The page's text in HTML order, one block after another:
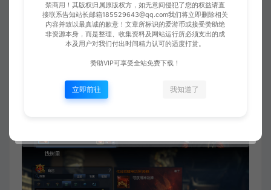
禁商用！其版权归属原版权方，如无意间侵犯了您的权益请直
接联系告知站长邮箱185529643@qq.com我们将立即删除相关
内容并致以最真诚的歉意！文章所标识的爱游币或接受赞助绝
非资源本身，而是整理、收集资料及网站运行所必须支出的成
本及用户对我们付出时间精力认可的适度打赏。
赞助VIP可享受全站免费下载！
立即前往 我知道了